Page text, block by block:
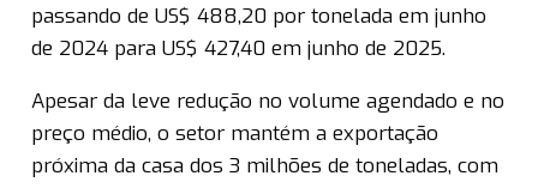
passando de US$ 488,20 por tonelada em junho
de 2024 para US$ 427,40 em junho de 2025.
Apesar da leve redução no volume agendado e no
preço médio, o setor mantém a exportação
próxima da casa dos 3 milhões de toneladas, com